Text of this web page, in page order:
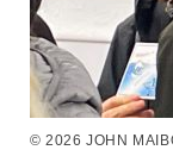
© 2026 JOHN